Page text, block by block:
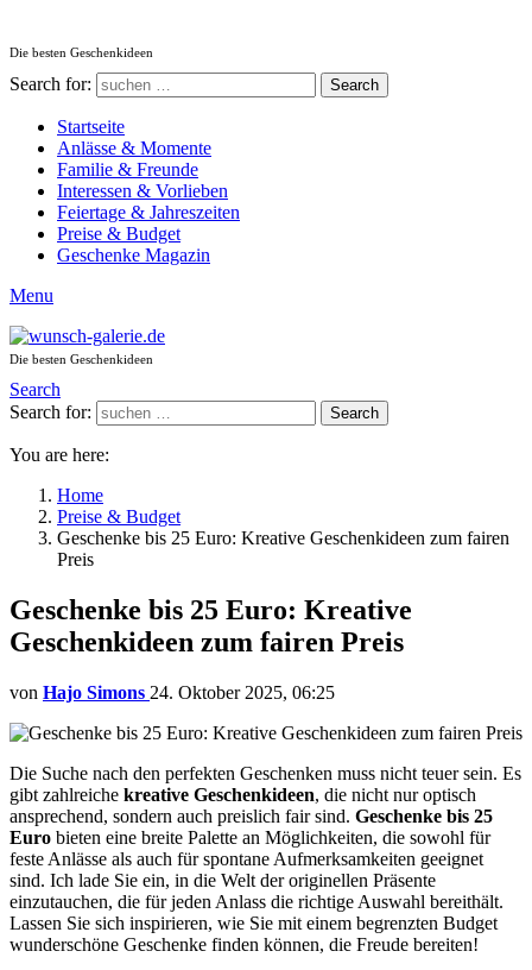
Die besten Geschenkideen
Search for: Search
Startseite
Anlässe & Momente
Familie & Freunde
Interessen & Vorlieben
Feiertage & Jahreszeiten
Preise & Budget
Geschenke Magazin
Menu
Die besten Geschenkideen
Search
Search for:
Search
You are here:
Home
Preise & Budget
Geschenke bis 25 Euro: Kreative Geschenkideen zum fairen
Preis
Geschenke bis 25 Euro: Kreative
Geschenkideen zum fairen Preis
von Hajo Simons 24. Oktober 2025, 06:25
Die Suche nach den perfekten Geschenken muss nicht teuer sein. Es
gibt zahlreiche kreative Geschenkideen, die nicht nur optisch
ansprechend, sondern auch preislich fair sind. Geschenke bis 25
Euro bieten eine breite Palette an Möglichkeiten, die sowohl für
feste Anlässe als auch für spontane Aufmerksamkeiten geeignet
sind. Ich lade Sie ein, in die Welt der originellen Präsente
einzutauchen, die für jeden Anlass die richtige Auswahl bereithält.
Lassen Sie sich inspirieren, wie Sie mit einem begrenzten Budget
wunderschöne Geschenke finden können, die Freude bereiten!